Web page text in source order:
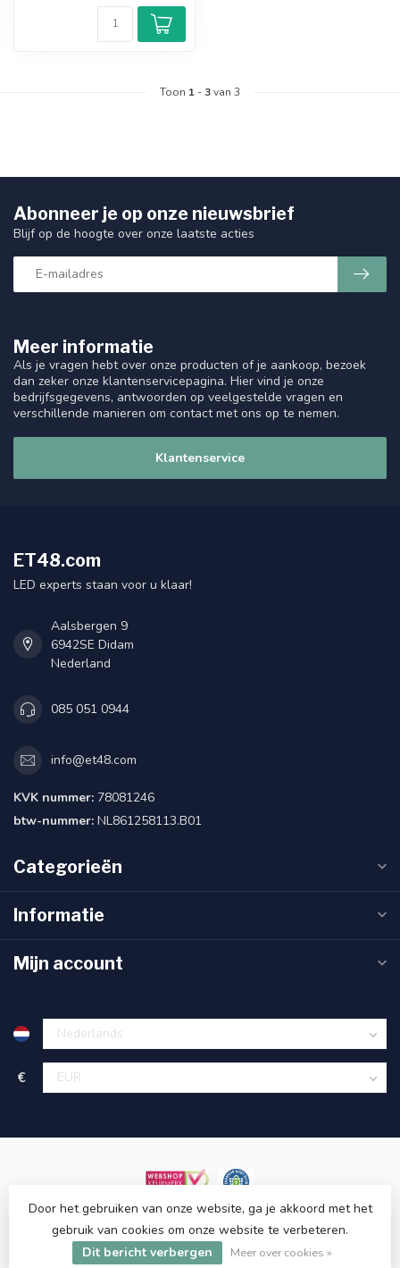
Toon 1 -3van 3
Meer informatie
Als je vragen hebt over onze producten of je aankoop, bezoek
dan zeker onze klantenservicepagina. Hier vind je onze
bedrijfsgegevens, antwoorden op veelgestelde vragen en
verschillende manieren om contact met ons op te nemen.
Klantenservice
Abonneer je op onze nieuwsbrief
Blijf op de hoogte over onze laatste acties
ET48.com
LED experts staan voor u klaar!
Aalsbergen 9
6942SE Didam
Nederland
085 051 0944
info@et48.com
KVK nummer: 78081246
btw-nummer: NL861258113.B01
Categorieën
Informatie
Mijn account
€
© Copyright 2026 ET48.com
Door het gebruiken van onze website, ga je akkoord met het
gebruik van cookies om onze website te verbeteren.
Dit bericht verbergen
Meer over cookies »